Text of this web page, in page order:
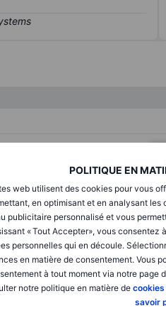
POLITIQUE EN
web utilisent des cookies pour vous
en optimisant et en analysant les
publicitaire personnalisé et vous
« Tout Accepter», vous
personnelles qui en découle.
en matière de consentement. Vous
à tout moment via notre page
notre politique en matière de cookies
savoir